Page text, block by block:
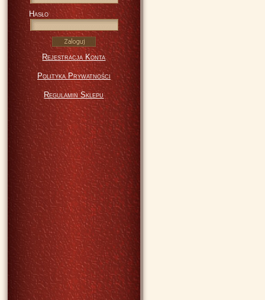
Hasło
Rejestracja Konta
Polityka Prywatności
Regulamin Sklepu